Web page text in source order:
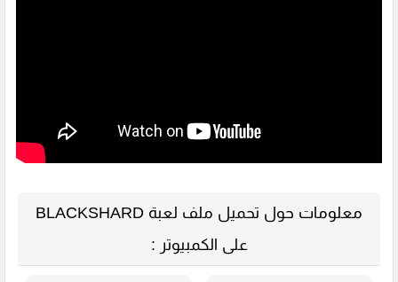
معلومات حول تحميل ملف لعبة BLACKSHARD
على الكمبيوتر :